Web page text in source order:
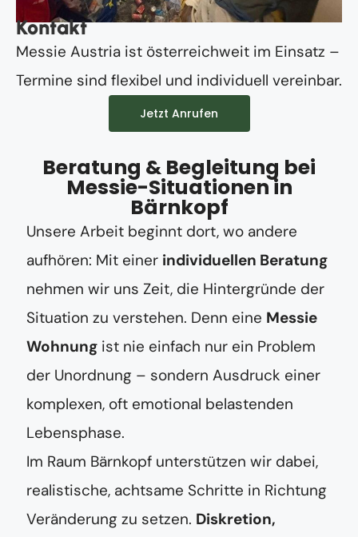
Kontakt
Messie Austria ist österreichweit im Einsatz –
Termine sind flexibel und individuell vereinbar.
Jetzt Anrufen
Beratung & Begleitung bei
Messie-Situationen in
Bärnkopf
Unsere Arbeit beginnt dort, wo andere
aufhören: Mit einer individuellen Beratung
nehmen wir uns Zeit, die Hintergründe der
Situation zu verstehen. Denn eine Messie
Wohnung ist nie einfach nur ein Problem
der Unordnung – sondern Ausdruck einer
komplexen, oft emotional belastenden
Lebensphase.
Im Raum Bärnkopf unterstützen wir dabei,
realistische, achtsame Schritte in Richtung
Veränderung zu setzen. Diskretion,